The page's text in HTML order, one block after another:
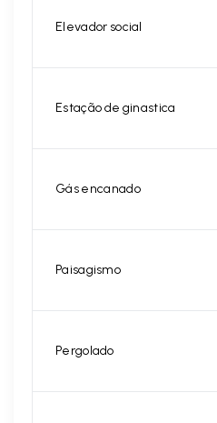
Elevador social
Estação de ginastica
Gás encanado
Paisagismo
Pergolado